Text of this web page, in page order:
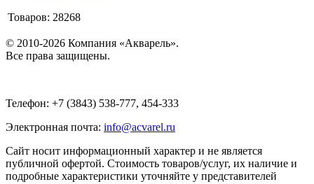
Товаров: 28268
© 2010-2026 Компания «Акварель».
Все права защищены.
Телефон: +7 (3843) 538-777, 454-333
Электронная почта: info@acvarel.ru
Сайт носит информационный характер и не является
публичной офертой. Стоимость товаров/услуг, их наличие и
подробные характеристики уточняйте у представителей